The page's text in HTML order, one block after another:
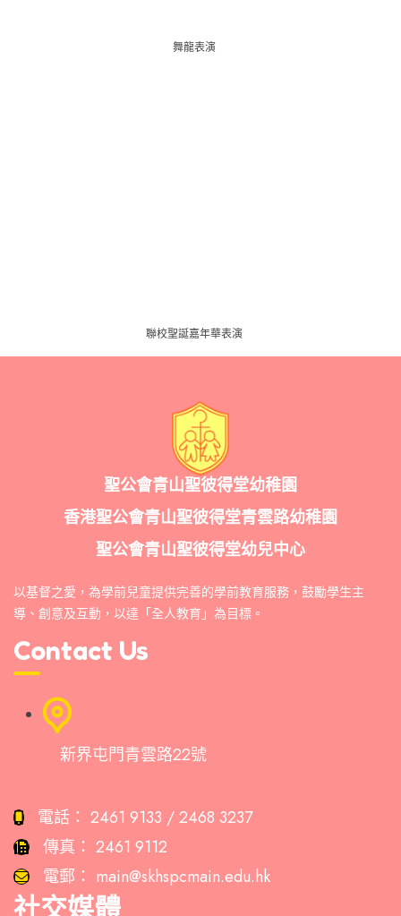
舞龍表演
聯校聖誕嘉年華表演
聖公會青山聖彼得堂幼稚園
香港聖公會青山聖彼得堂青雲路幼稚園
聖公會青山聖彼得堂幼兒中心
以基督之愛，為學前兒童提供完善的學前教育服務，鼓勵學生主
導、創意及互動，以達「全人教育」為目標。
Contact Us
新界屯門青雲路22號
電話： 2461 9133 / 2468 3237
傳真： 2461 9112
電郵： main@skhspcmain.edu.hk
社交媒體